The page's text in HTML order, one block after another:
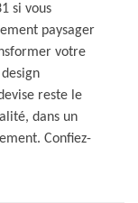
si vous
paysager
votre
reste le
dans un
Confiez-